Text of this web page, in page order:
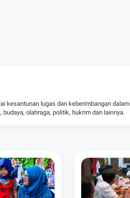
kesantunan lugas dan keberimbangan dalam
olahraga, politik, hukrim dan lainnya.